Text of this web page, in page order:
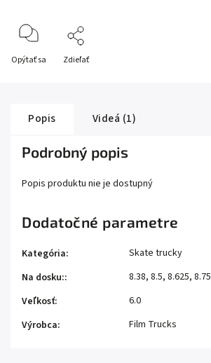
Opýtať sa Zdieľať
Popis Videá (1)
Podrobný popis
Popis produktu nie je dostupný
Dodatočné parametre
Kategória:
Skate trucky
Na dosku::
8.38, 8.5, 8.625, 8.75
Veľkosť:
6.0
Výrobca: Film Trucks